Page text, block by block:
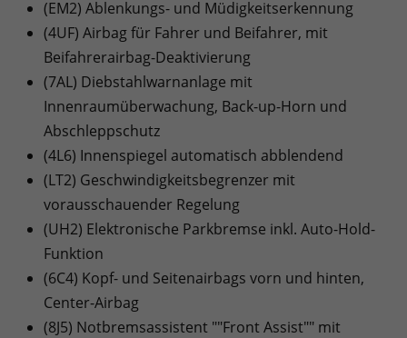
(EM2) Ablenkungs- und Müdigkeitserkennung
(4UF) Airbag für Fahrer und Beifahrer, mit
Beifahrerairbag-Deaktivierung
(7AL) Diebstahlwarnanlage mit
Innenraumüberwachung, Back-up-Horn und
Abschleppschutz
(4L6) Innenspiegel automatisch abblendend
(LT2) Geschwindigkeitsbegrenzer mit
vorausschauender Regelung
(UH2) Elektronische Parkbremse inkl. Auto-Hold-
Funktion
(6C4) Kopf- und Seitenairbags vorn und hinten,
Center-Airbag
(8J5) Notbremsassistent ""Front Assist"" mit